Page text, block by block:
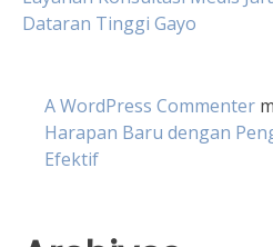
Dataran Tinggi Gayo
A WordPress Commenter
Harapan Baru dengan
Efektif